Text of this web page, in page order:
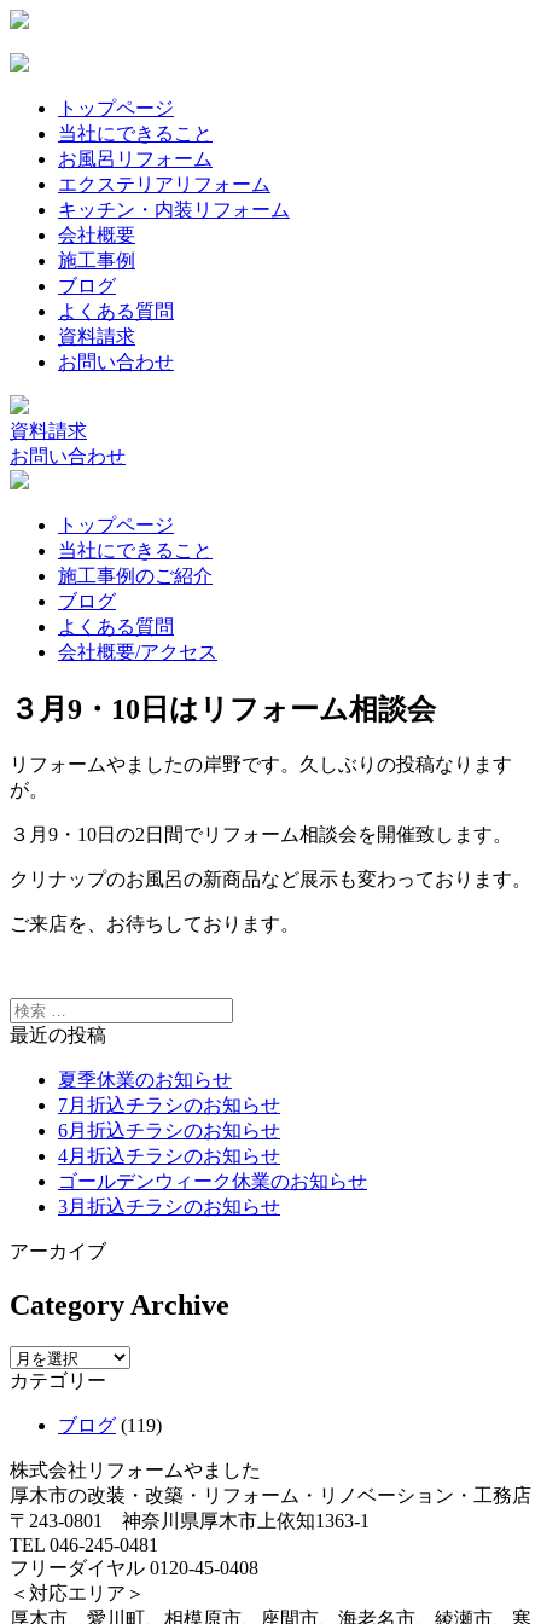
トップページ
当社にできること
お風呂リフォーム
エクステリアリフォーム
キッチン・内装リフォーム
会社概要
施工事例
ブログ
よくある質問
資料請求
お問い合わせ
資料請求
お問い合わせ
トップページ
当社にできること
施工事例のご紹介
ブログ
よくある質問
会社概要/アクセス
３月9・10日はリフォーム相談会
リフォームやましたの岸野です。久しぶりの投稿なります
が。
３月9・10日の2日間でリフォーム相談会を開催致します。
クリナップのお風呂の新商品など展示も変わっております。
ご来店を、お待ちしております。
最近の投稿
夏季休業のお知らせ
7月折込チラシのお知らせ
6月折込チラシのお知らせ
4月折込チラシのお知らせ
ゴールデンウィーク休業のお知らせ
3月折込チラシのお知らせ
アーカイブ
Category Archive
カテゴリー
ブログ (119)
株式会社リフォームやました
厚木市の改装・改築・リフォーム・リノベーション・工務店
〒243-0801 神奈川県厚木市上依知1363-1
TEL 046-245-0481
フリーダイヤル 0120-45-0408
＜対応エリア＞
厚木市、愛川町、相模原市、座間市、海老名市、綾瀬市、寒